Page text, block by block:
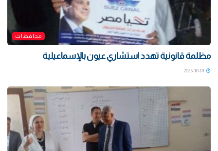
محافظات
مظلمة قانونية تهدد استشاري عيون بالإسماعيلية